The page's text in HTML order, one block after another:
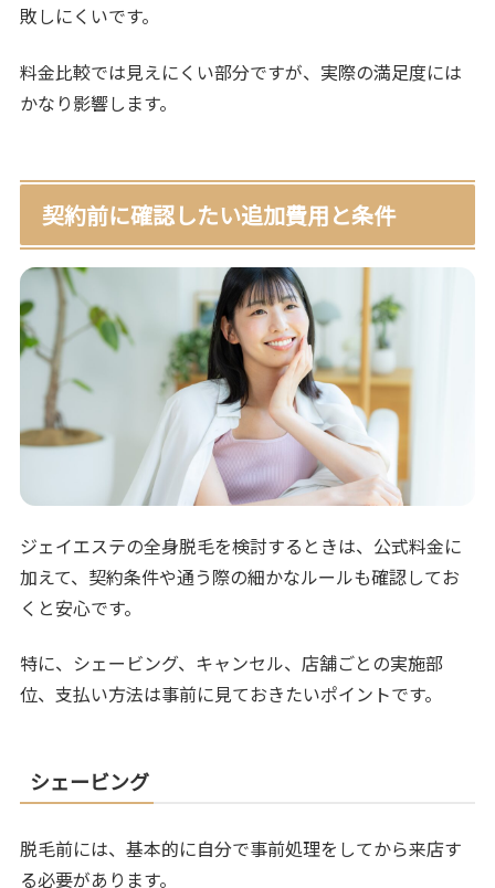
敗しにくいです。
料金比較では見えにくい部分ですが、実際の満足度には
かなり影響します。
契約前に確認したい追加費用と条件
ジェイエステの全身脱毛を検討するときは、公式料金に
加えて、契約条件や通う際の細かなルールも確認してお
くと安心です。
特に、シェービング、キャンセル、店舗ごとの実施部
位、支払い方法は事前に見ておきたいポイントです。
シェービング
脱毛前には、基本的に自分で事前処理をしてから来店す
る必要があります。